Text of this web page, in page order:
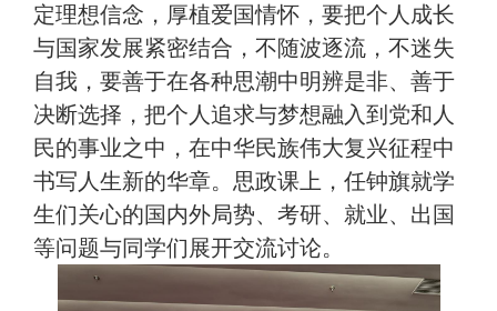
定理想信念，厚植爱国情怀，要把个人成长
与国家发展紧密结合，不随波逐流，不迷失
自我，要善于在各种思潮中明辨是非、善于
决断选择，把个人追求与梦想融入到党和人
民的事业之中，在中华民族伟大复兴征程中
书写人生新的华章。思政课上，任钟旗就学
生们关心的国内外局势、考研、就业、出国
等问题与同学们展开交流讨论。